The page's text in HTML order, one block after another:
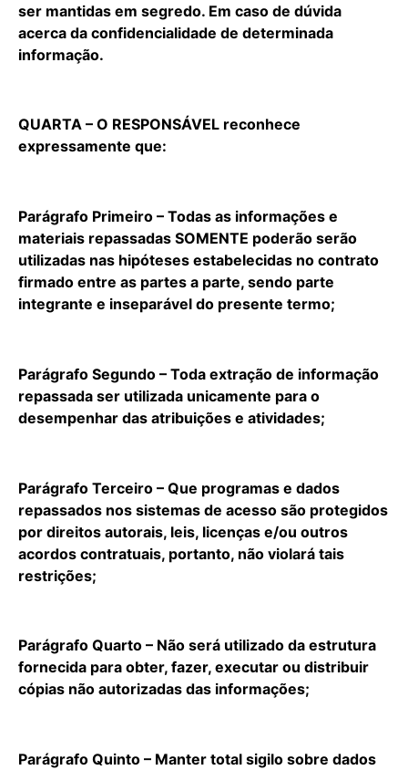
ser mantidas em segredo. Em caso de dúvida
acerca da confidencialidade de determinada
informação.
QUARTA – O RESPONSÁVEL reconhece
expressamente que:
Parágrafo Primeiro – Todas as informações e
materiais repassadas SOMENTE poderão serão
utilizadas nas hipóteses estabelecidas no contrato
firmado entre as partes a parte, sendo parte
integrante e inseparável do presente termo;
Parágrafo Segundo – Toda extração de informação
repassada ser utilizada unicamente para o
desempenhar das atribuições e atividades;
Parágrafo Terceiro – Que programas e dados
repassados nos sistemas de acesso são protegidos
por direitos autorais, leis, licenças e/ou outros
acordos contratuais, portanto, não violará tais
restrições;
Parágrafo Quarto – Não será utilizado da estrutura
fornecida para obter, fazer, executar ou distribuir
cópias não autorizadas das informações;
Parágrafo Quinto – Manter total sigilo sobre dados